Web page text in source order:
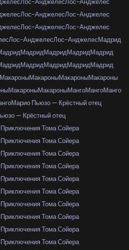
Лос-АнджелесЛос-Анджелес
Лос-АнджелесЛос-Анджелес
Лос-АнджелесЛос-Анджелес
Лос-АнджелесЛос-АнджелесМадрид
МадридМадридМадридМадрид
МадридМадридМадридМадрид
МакароныМакароныМакароны
МакароныМакароныМангоМангоМанго
Марио Пьюзо — Крёстный отец
— Крёстный отец
Тома Сойера
Тома Сойера
Тома Сойера
Тома Сойера
Тома Сойера
Тома Сойера
Тома Сойера
Тома Сойера
Тома Сойера
Тома Сойера